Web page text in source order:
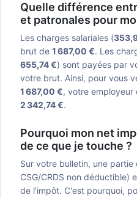
Quelle différence
et patronales pour
Les charges salariales (
brut de 1 687,00 €. Les
655,74 €) sont payées par
votre brut. Ainsi, pour vous
1 687,00 €, votre employeur
2 342,74 €.
Pourquoi mon net
de ce que je touche ?
Sur votre bulletin, une partie
CSG/CRDS non déductible)
de l'impôt. C'est pourquoi,